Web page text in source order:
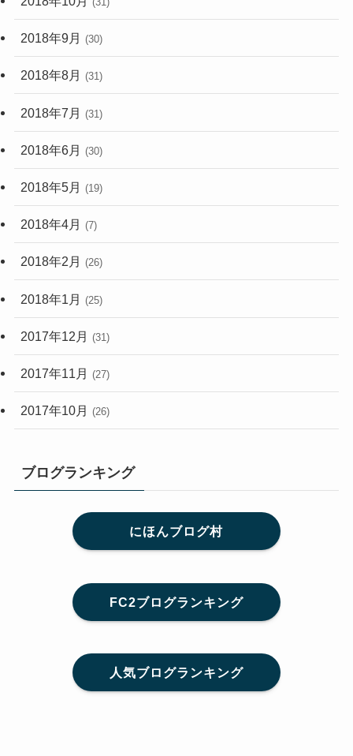
2018年9月 (30)
2018年8月 (31)
2018年7月 (31)
2018年6月 (30)
2018年5月 (19)
2018年4月 (7)
2018年2月 (26)
2018年1月 (25)
2017年12月 (31)
2017年11月 (27)
2017年10月 (26)
ブログランキング
にほんブログ村
FC2ブログランキング
人気ブログランキング